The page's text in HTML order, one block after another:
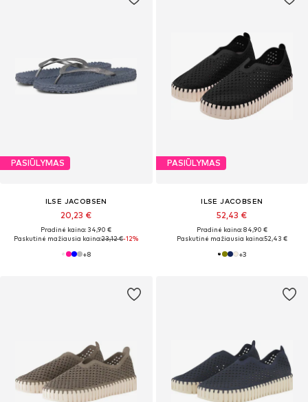
PASIŪLYMAS
ILSE JACOBSEN
20,23 €
Pradinė kaina: 34,90 €
Paskutinė mažiausia kaina:23,12 €-12%
+8
PASIŪLYMAS
ILSE JACOBSEN
52,43 €
Pradinė kaina: 84,90 €
Paskutinė mažiausia kaina:52,43 €
+3